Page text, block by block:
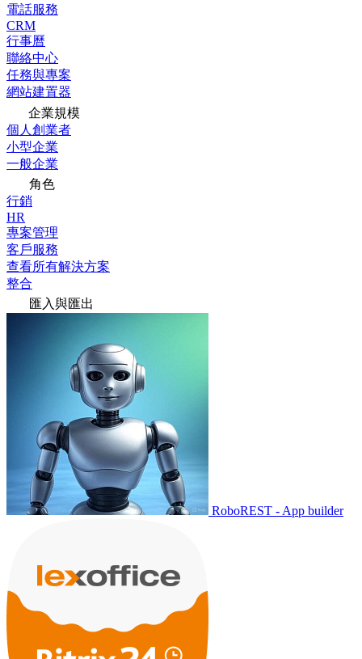
電話服務
CRM
行事曆
聯絡中心
任務與專案
網站建置器
企業規模
個人創業者
小型企業
一般企業
角色
行銷
HR
專案管理
客戶服務
查看所有解決方案
整合
匯入與匯出
RoboREST - App builder